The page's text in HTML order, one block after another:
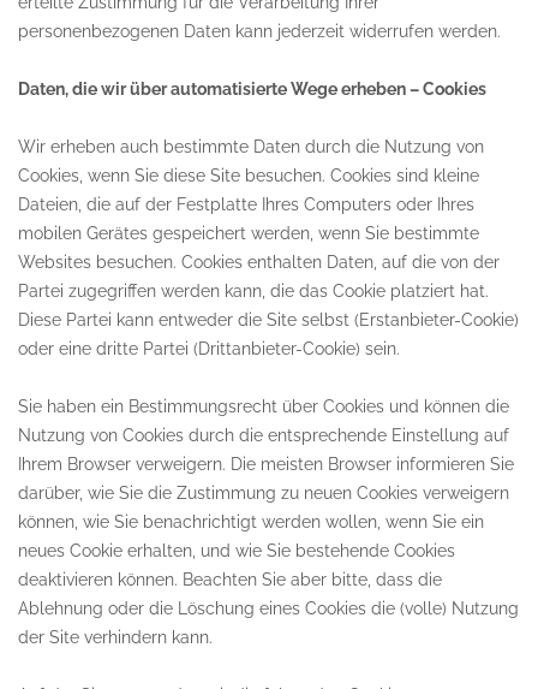
personenbezogenen Daten kann jederzeit widerrufen werden.
Daten, die wir über automatisierte Wege erheben – Cookies
Wir erheben auch bestimmte Daten durch die Nutzung von
Cookies, wenn Sie diese Site besuchen. Cookies sind kleine
Dateien, die auf der Festplatte Ihres Computers oder Ihres
mobilen Gerätes gespeichert werden, wenn Sie bestimmte
Websites besuchen. Cookies enthalten Daten, auf die von der
Partei zugegriffen werden kann, die das Cookie platziert hat.
Diese Partei kann entweder die Site selbst (Erstanbieter-Cookie)
oder eine dritte Partei (Drittanbieter-Cookie) sein.
Sie haben ein Bestimmungsrecht über Cookies und können die
Nutzung von Cookies durch die entsprechende Einstellung auf
Ihrem Browser verweigern. Die meisten Browser informieren Sie
darüber, wie Sie die Zustimmung zu neuen Cookies verweigern
können, wie Sie benachrichtigt werden wollen, wenn Sie ein
neues Cookie erhalten, und wie Sie bestehende Cookies
deaktivieren können. Beachten Sie aber bitte, dass die
Ablehnung oder die Löschung eines Cookies die (volle) Nutzung
der Site verhindern kann.